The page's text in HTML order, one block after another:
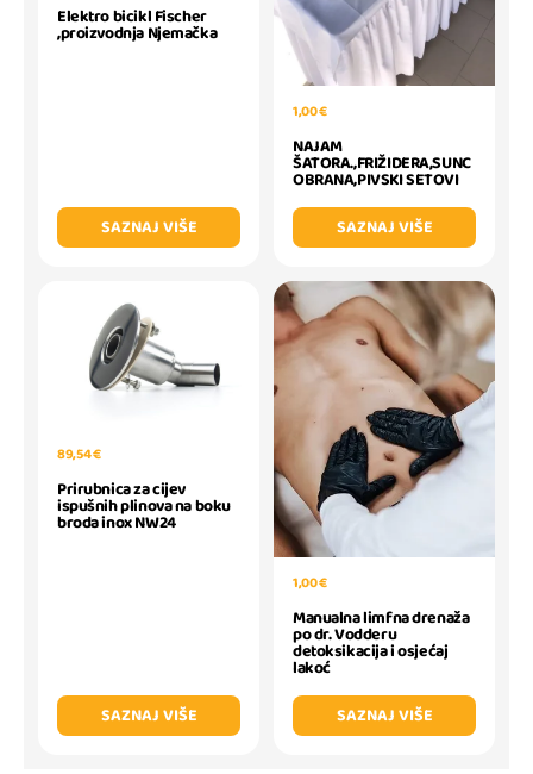
Elektro bicikl Fischer
,proizvodnja Njemačka
SAZNAJ VIŠE
1,00 €
NAJAM
ŠATORA.,FRIŽIDERA,SUNC
OBRANA,PIVSKI SETOVI
SAZNAJ VIŠE
89,54 €
Prirubnica za cijev
ispušnih plinova na boku
broda inox NW24
SAZNAJ VIŠE
1,00 €
Manualna limfna drenaža
po dr. Vodderu
detoksikacija i osjećaj
lakoć
SAZNAJ VIŠE